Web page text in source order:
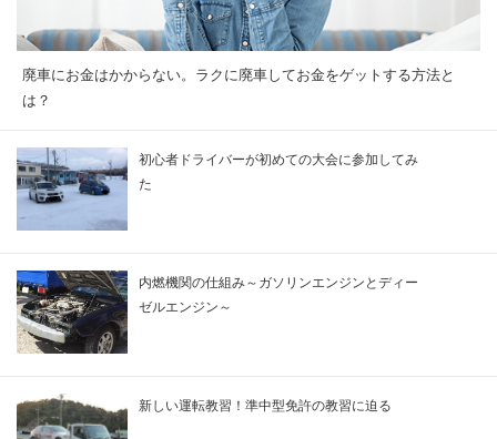
廃車にお金はかからない。ラクに廃車してお金をゲットする方法と
は？
初心者ドライバーが初めての大会に参加してみ
た
内燃機関の仕組み～ガソリンエンジンとディー
ゼルエンジン～
新しい運転教習！準中型免許の教習に迫る